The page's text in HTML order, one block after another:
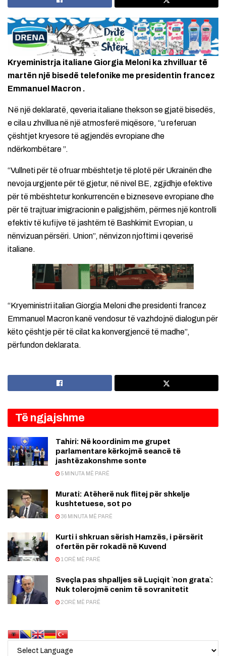
Kryeministrja italiane Giorgia Meloni ka zhvilluar të
martën një bisedë telefonike me presidentin francez
Emmanuel Macron .
Në një deklaratë, qeveria italiane thekson se gjatë bisedës,
e cila u zhvillua në një atmosferë miqësore, “u referuan
çështjet kryesore të agjendës evropiane dhe
ndërkombëtare ”.
“Vullneti për të ofruar mbështetje të plotë për Ukrainën dhe
nevoja urgjente për të gjetur, në nivel BE, zgjidhje efektive
për të mbështetur konkurrencën e bizneseve evropiane dhe
për të trajtuar imigracionin e paligjshëm, përmes një kontrolli
efektiv të kufijve të jashtëm të Bashkimit Evropian, u
nënvizuan përsëri. Union”, nënvizon njoftimi i qeverisë
italiane.
“Kryeministri italian Giorgia Meloni dhe presidenti francez
Emmanuel Macron kanë vendosur të vazhdojnë dialogun për
këto çështje për të cilat ka konvergjencë të madhe”,
përfundon deklarata.
Të ngjajshme
Tahiri: Në koordinim me grupet
parlamentare kërkojmë seancë të
jashtëzakonshme sonte
5 MINUTA MË PARË
Murati: Atëherë nuk flitej për shkelje
kushtetuese, sot po
36 MINUTA MË PARË
Kurti i shkruan sërish Hamzës, i përsërit
ofertën për rokadë në Kuvend
1 ORË MË PARË
Sveçla pas shpalljes së Luçiqit `non grata`:
Nuk tolerojmë cenim të sovranitetit
2 ORË MË PARË